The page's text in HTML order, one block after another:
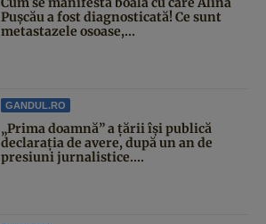
Pușcău a fost diagnosticată! Ce sunt
metastazele osoase,...
GANDUL.RO
„Prima doamnă” a țării își publică
declarația de avere, după un an de
presiuni jurnalistice....